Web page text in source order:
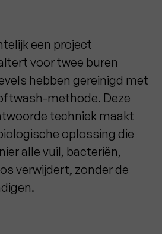
een project
voor twee buren
hebben gereinigd met
methode. Deze
techniek maakt
oplossing die
alle vuil, bacteriën,
verwijdert, zonder de